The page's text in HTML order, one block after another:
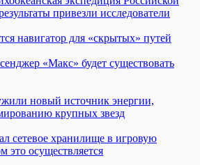
привезли исследователи
навигатор для «скрытых» путей
«Макс» будет существовать
новый источник энергии,
крупных звезд
сетевое хранилище в игровую
это осуществляется